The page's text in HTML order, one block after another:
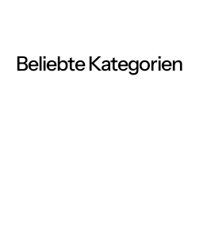
Beliebte Kategorien